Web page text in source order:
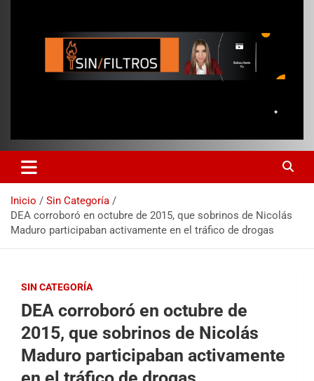
Inicio
Sin Categoría
DEA corroboró en octubre de 2015, que sobrinos de Nicolás
Maduro participaban activamente en el tráfico de drogas
SIN CATEGORÍA
DEA corroboró en octubre de
2015, que sobrinos de Nicolás
Maduro participaban activamente